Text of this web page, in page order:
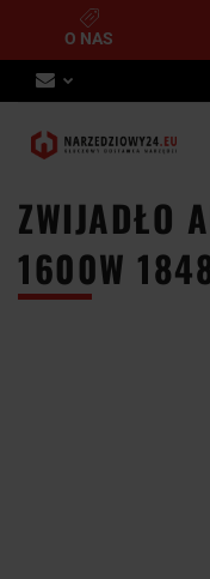
O NAS
ZWIJADŁO
1600W